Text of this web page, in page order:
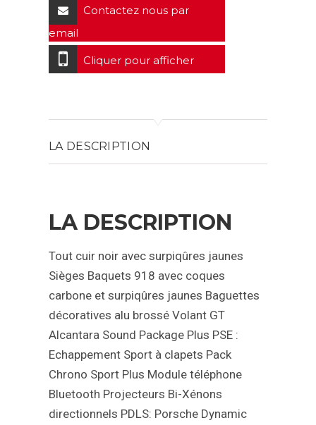
Contactez nous par
email
Cliquer pour afficher
LA DESCRIPTION
LA DESCRIPTION
Tout cuir noir avec surpiqûres jaunes
Sièges Baquets 918 avec coques
carbone et surpiqûres jaunes Baguettes
décoratives alu brossé Volant GT
Alcantara Sound Package Plus PSE :
Echappement Sport à clapets Pack
Chrono Sport Plus Module téléphone
Bluetooth Projecteurs Bi-Xénons
directionnels PDLS: Porsche Dynamic